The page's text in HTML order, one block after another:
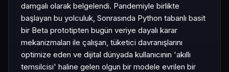
damgalı olarak belgelendi. Pandemiyle birlikte
başlayan bu yolculuk, Sonrasında Python tabanlı basit
bir Beta prototipten bugün veriye dayalı karar
mekanizmaları ile çalışan, tüketici davranışlarını
optimize eden ve dijital dünyada kullanıcının 'akıllı
temsilcisi' haline gelen olgun bir modele evrilen bir